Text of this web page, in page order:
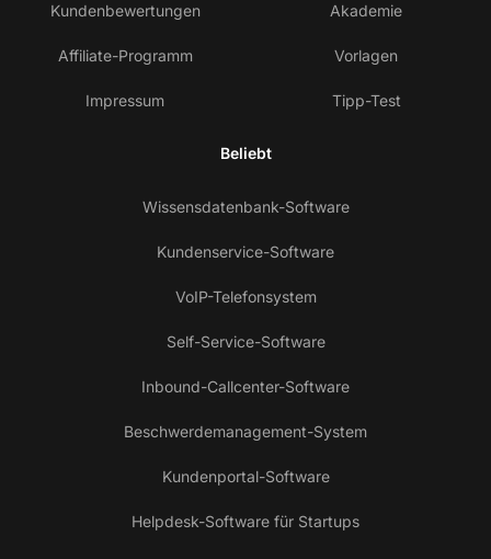
Kundenbewertungen
Affiliate-Programm
Impressum
Akademie
Vorlagen
Tipp-Test
Beliebt
Wissensdatenbank-Software
Kundenservice-Software
VoIP-Telefonsystem
Self-Service-Software
Inbound-Callcenter-Software
Beschwerdemanagement-System
Kundenportal-Software
Helpdesk-Software für Startups